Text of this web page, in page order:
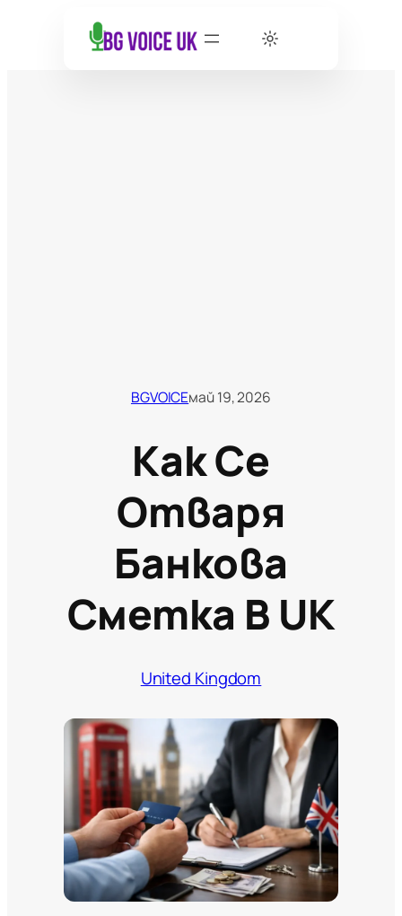
BGVOICEмай 19, 2026
Как Се
Отваря
Банкова
Сметка В UK
United Kingdom